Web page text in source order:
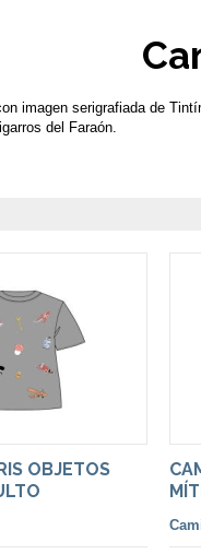
imagen serigrafiada de
del Faraón.
OBJETOS